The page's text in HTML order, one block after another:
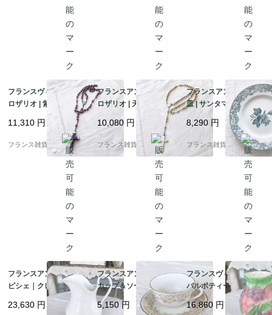
フランスヴィンテージ
ロザリオ | 紫色のガラ
スビーズ ルルドの記念
十字架 神聖 | 1890－19
30年頃
11,310 円
フランス雑貨chouchou
フランスアンティーク
ロザリオ | 天然ボーン
ナチュラルな色あい 十
字架 神聖 | 1900-1950
年代
10,080 円
フランス雑貨chouchou
フランスアンティーク
皿 | サンタマン St Ama
nd et Hamage社 深み
のあるブルーグリーン
の花柄模様 平皿 | 1900
年代初頭
8,290 円
フランス雑貨chouchou
フランスアンティーク
ピシェ｜クレイユ＆モ
ントロー 「Creil et Mo
ntereau」アンティー
23,630 円
フランスアンティーク
カップ＆ソーサー | ホ
ワイト×ゴールド 白磁
デズリエール社 金彩 |1
5,150 円
フランスヴィンテージ
バルボティーヌピシェ |
パステルカラーで描か
れたイチゴ＆葡萄 ピッ
16,860 円